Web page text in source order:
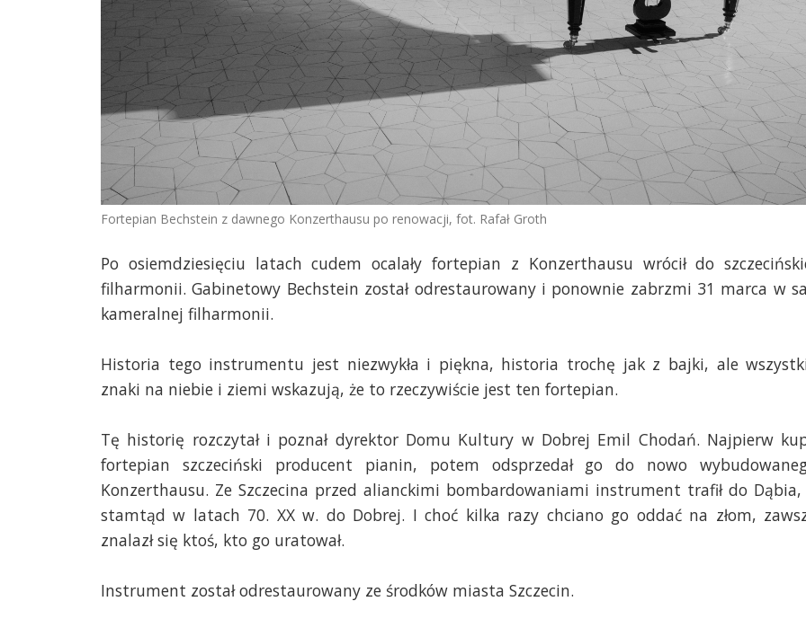
Fortepian Bechstein z dawnego Konzerthausu po renowacji, fot. Rafał Groth
Po osiemdziesięciu latach cudem ocalały fortepian z Konzerthausu wrócił do
filharmonii. Gabinetowy Bechstein został odrestaurowany i ponownie zabrzmi 31 marca w
kameralnej filharmonii.
Historia tego instrumentu jest niezwykła i piękna, historia trochę jak z bajki, ale
znaki na niebie i ziemi wskazują, że to rzeczywiście jest ten fortepian.
Tę historię rozczytał i poznał dyrektor Domu Kultury w Dobrej Emil Chodań. Najpierw
fortepian szczeciński producent pianin, potem odsprzedał go do nowo
Konzerthausu. Ze Szczecina przed alianckimi bombardowaniami instrument trafił do
stamtąd w latach 70. XX w. do Dobrej. I choć kilka razy chciano go oddać na złom,
znalazł się ktoś, kto go uratował.
Instrument został odrestaurowany ze środków miasta Szczecin.